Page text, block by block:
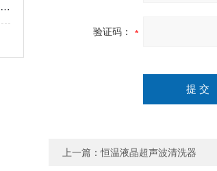
想知道超声水浴摇床优势的，不妨进来看看
验证码：
上一篇：恒温液晶超声波清洗器